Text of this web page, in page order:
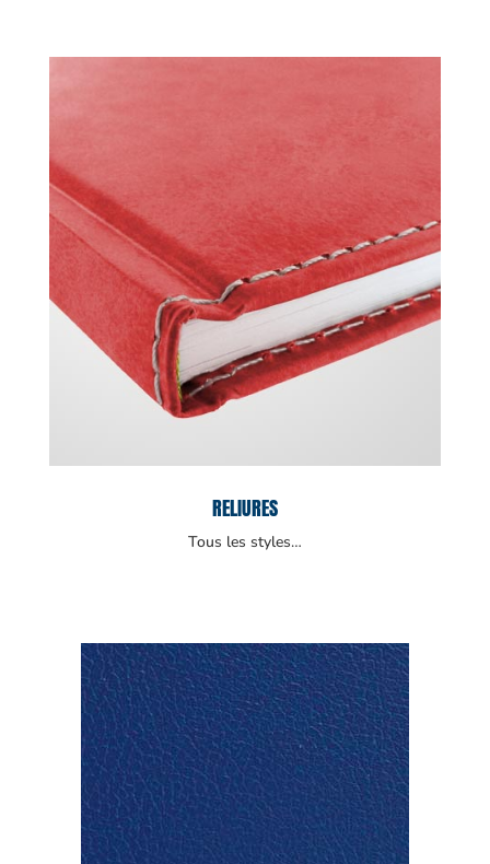
RELIURES
Tous les styles…